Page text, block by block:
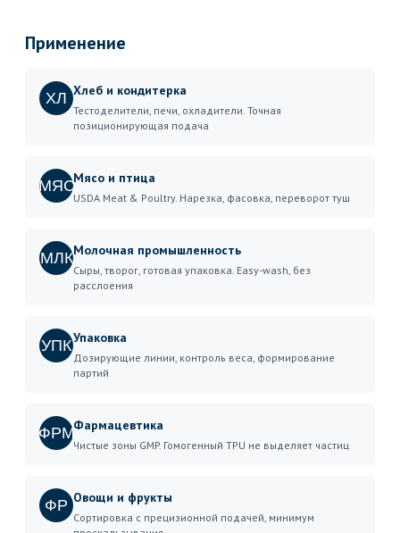
Применение
ХЛ Хлеб и кондитерка
Тестоделители, печи, охладители. Точная
позиционирующая подача
МЯСМясо и птица
USDA Meat & Poultry. Нарезка, фасовка, переворот туш
МЛКМолочная промышленность
Сыры, творог, готовая упаковка. Easy-wash, без
расслоения
УПКУпаковка
Дозирующие линии, контроль веса, формирование
партий
ФРМФармацевтика
Чистые зоны GMP. Гомогенный TPU не выделяет частиц
ФР Овощи и фрукты
Сортировка с прецизионной подачей, минимум